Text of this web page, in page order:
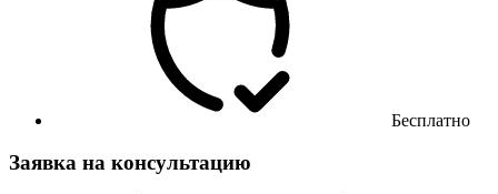
Бесплатно
Заявка на консультацию